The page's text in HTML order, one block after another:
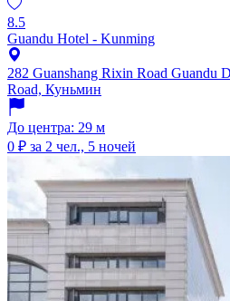
8.5
Guandu Hotel - Kunming
282 Guanshang Rixin Road Guandu
Road, Куньмин
До центра: 29 м
0 ₽ за 2 чел., 5 ночей